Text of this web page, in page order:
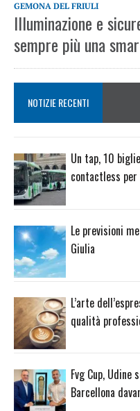
GEMONA DEL FRIULI
Illuminazione e
sempre più una
NOTIZIE RECENTI
Un tap, 10
contactless
Le previsioni
Giulia
L’arte
qualità
Fvg Cup,
Barcellona